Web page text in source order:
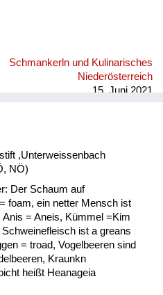
Schmankerln und Kulinarisches
Niederösterreich
15. Juni 2021
,Unterweissenbach
NÖ)
Der Schaum auf
foam, ein netter Mensch ist
= Aneis, Kümmel =Kim
ist a greans
= troad, Vogelbeeren sind
Kraunkn
heißt Heanageia